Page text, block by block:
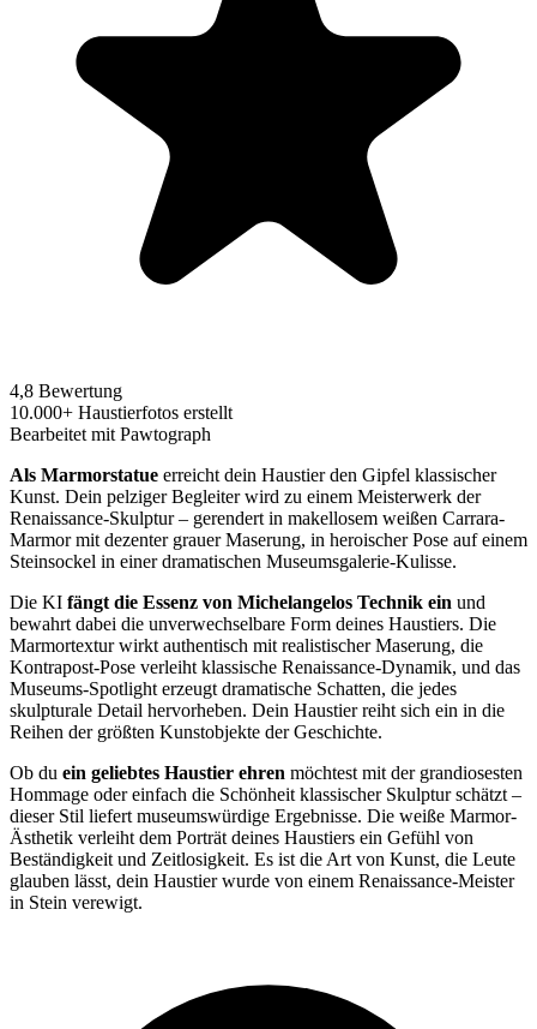
4,8 Bewertung
10.000+ Haustierfotos erstellt
Bearbeitet mit Pawtograph
Als Marmorstatue erreicht dein Haustier den Gipfel klassischer
Kunst. Dein pelziger Begleiter wird zu einem Meisterwerk der
Renaissance-Skulptur – gerendert in makellosem weißen Carrara-
Marmor mit dezenter grauer Maserung, in heroischer Pose auf einem
Steinsockel in einer dramatischen Museumsgalerie-Kulisse.
Die KI fängt die Essenz von Michelangelos Technik ein und
bewahrt dabei die unverwechselbare Form deines Haustiers. Die
Marmortextur wirkt authentisch mit realistischer Maserung, die
Kontrapost-Pose verleiht klassische Renaissance-Dynamik, und das
Museums-Spotlight erzeugt dramatische Schatten, die jedes
skulpturale Detail hervorheben. Dein Haustier reiht sich ein in die
Reihen der größten Kunstobjekte der Geschichte.
Ob du ein geliebtes Haustier ehren möchtest mit der grandiosesten
Hommage oder einfach die Schönheit klassischer Skulptur schätzt –
dieser Stil liefert museumswürdige Ergebnisse. Die weiße Marmor-
Ästhetik verleiht dem Porträt deines Haustiers ein Gefühl von
Beständigkeit und Zeitlosigkeit. Es ist die Art von Kunst, die Leute
glauben lässt, dein Haustier wurde von einem Renaissance-Meister
in Stein verewigt.